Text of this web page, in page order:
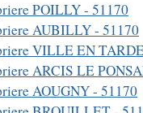
POILLY - 51170
AUBILLY - 51170
VILLE EN
ARCIS LE
AOUGNY - 51170